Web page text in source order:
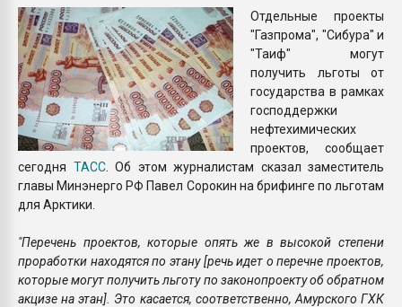
ПЕРЕЙТИ НА
Отдельные проекты
"Газпрома", "Сибура" и
"Таиф" могут
получить льготы от
государства в рамках
господдержки
нефтехимических
проектов, сообщает
сегодня ТАСС. Об этом журналистам сказал заместитель
главы Минэнерго РФ Павел Сорокин на брифинге по льготам
для Арктики.
"Перечень проектов, которые опять же в высокой степени
проработки находятся по этану [речь идет о перечне проектов,
которые могут получить льготу по законопроекту об обратном
акцизе на этан]. Это касается, соответственно, Амурского ГХК